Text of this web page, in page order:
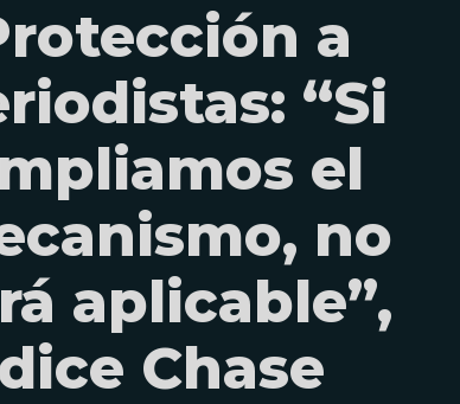
a
“Si
el
no
aplicable”,
dice Chase